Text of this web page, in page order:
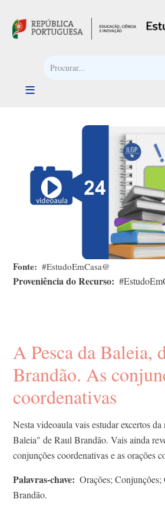
Fonte #EstudoEmCasa@
Proveniência do Recurso
A Pesca da Baleia,
Brandão. As
coordenativas
Nesta videoaula vais estudar excertos
Baleia" de Raul Brandão. Vais ainda
conjunções coordenativas e as orações
Palavras-chave
Orações;
Brandão.